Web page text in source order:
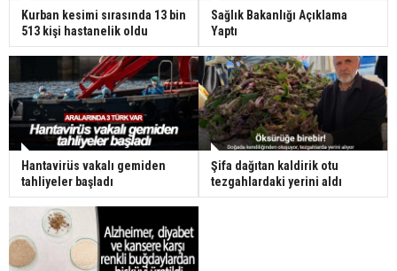
Kurban kesimi sırasında 13 bin
513 kişi hastanelik oldu
Sağlık Bakanlığı Açıklama
Yaptı
Hantavirüs vakalı gemiden
tahliyeler başladı
Şifa dağıtan kaldirik otu
tezgahlardaki yerini aldı